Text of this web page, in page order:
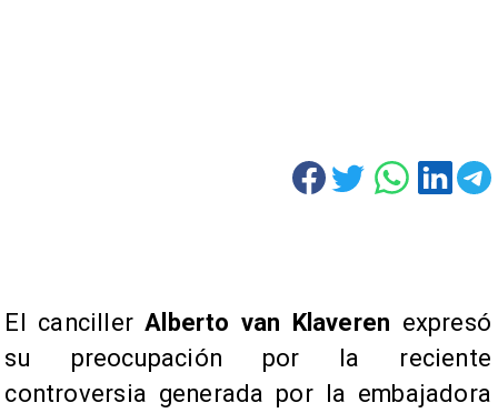
El cancillerAlberto van Klaveren expresó
su preocupación por la reciente
controversia generada por la embajadora